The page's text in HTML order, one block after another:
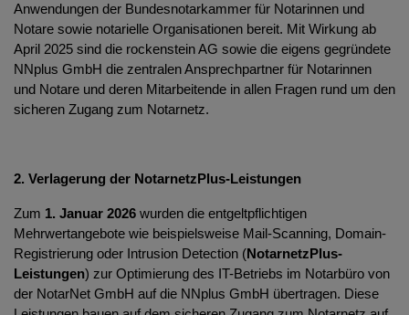
Anwendungen der Bundesnotarkammer für Notarinnen und
Notare sowie notarielle Organisationen bereit. Mit Wirkung ab
April 2025 sind die rockenstein AG sowie die eigens gegründete
NNplus GmbH die zentralen Ansprechpartner für Notarinnen
und Notare und deren Mitarbeitende in allen Fragen rund um den
sicheren Zugang zum Notarnetz.
2. Verlagerung der NotarnetzPlus-Leistungen
Zum 1. Januar 2026 wurden die entgeltpflichtigen
Mehrwertangebote wie beispielsweise Mail-Scanning, Domain-
Registrierung oder Intrusion Detection (NotarnetzPlus-
Leistungen) zur Optimierung des IT-Betriebs im Notarbüro von
der NotarNet GmbH auf die NNplus GmbH übertragen. Diese